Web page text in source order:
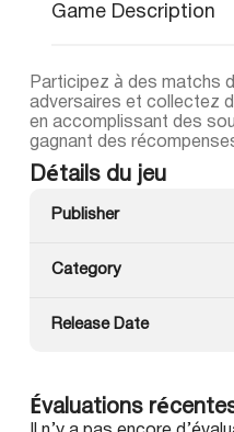
Game Description
Participez à des matchs
adversaires et collectez
en accomplissant des
gagnant des
Détails du jeu
Publisher
Category
Release Date
Évaluations